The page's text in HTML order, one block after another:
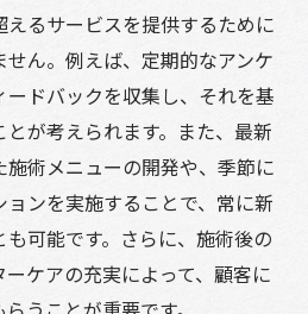
ッショナルな接客がもたら
るスタッフの対応
係構築のための取り組み
ョンスキルが満足度に与え
ナルとしての自己啓発
まれる顧客の安心感
るサービスを提供するために
ん。例えば、定期的なアンケ
ドバックを収集し、それを基
が考えられます。また、最新
術メニューの開発や、季節に
ンを実施することで、常に新
可能です。さらに、施術後の
ケアの充実によって、顧客に